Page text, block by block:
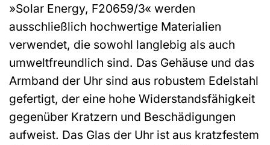
»Solar Energy, F20659/3« werden
ausschließlich hochwertige Materialien
verwendet, die sowohl langlebig als auch
umweltfreundlich sind. Das Gehäuse und das
Armband der Uhr sind aus robustem Edelstahl
gefertigt, der eine hohe Widerstandsfähigkeit
gegenüber Kratzern und Beschädigungen
aufweist. Das Glas der Uhr ist aus kratzfestem